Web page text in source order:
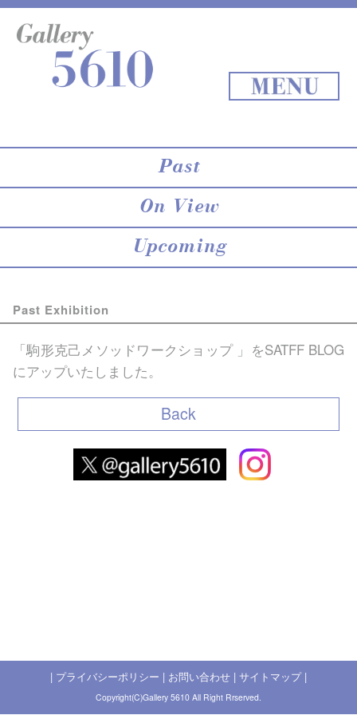
MENU
Exhibition
About 5610
Archives
Map
online store
Staff Blog
Past
On View
Upcoming
Past Exhibition
「駒形克己メソッドワークショップ 」をSATFF BLOG
にアップいたしました。
Back
| プライバシーポリシー | お問い合わせ | サイトマップ |
Copyright(C)Gallery 5610 All Right Rrserved.